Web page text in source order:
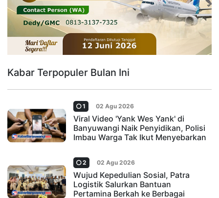
Kabar Terpopuler Bulan Ini
1 02 Agu 2026
Viral Video 'Yank Wes Yank' di
Banyuwangi Naik Penyidikan, Polisi
Imbau Warga Tak Ikut Menyebarkan
2 02 Agu 2026
Wujud Kepedulian Sosial, Patra
Logistik Salurkan Bantuan
Pertamina Berkah ke Berbagai